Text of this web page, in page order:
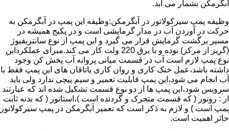
آبگرمکن بشمار می آید.
وظیفه پمپ سیرکولاتور در آبگرمکن:وظیفه این پمپ در آبگرمکن به
حرکت در آوردن آب در مدار گرمایشی است و در پکیج همیشه در
مسیر برگشت گرمایش قرار می گیرد و این پمپ از نوع سانتریفیوژ
(گریز از مرکز) بوده و با برق 220 ولت کار می کند.مبرای عملکرداین
نوع پمپ لازم است آب در قسمت میانی پروانه آب پخش کن وجود
داشته باشد،عمل خنک کاری و روان کاری یاتاقان های این پمپ فقط با
آب انجام می شود،این پمپ قابلیت تعمیر و سیم پیچی ندارد ولی باید
سرویس شود،این پمپ ها از دو نوع قسمت تشکیل شده اند که عبارتند
از : روتور ( که قسمت متحرک و گردنده است )،استاتور ( که بدنه ثابت
پمپ است ) و لازم به ذکر است که تعمیر آبگرمکن در پمپ سیرکولاتور
حائز اهمیت است.